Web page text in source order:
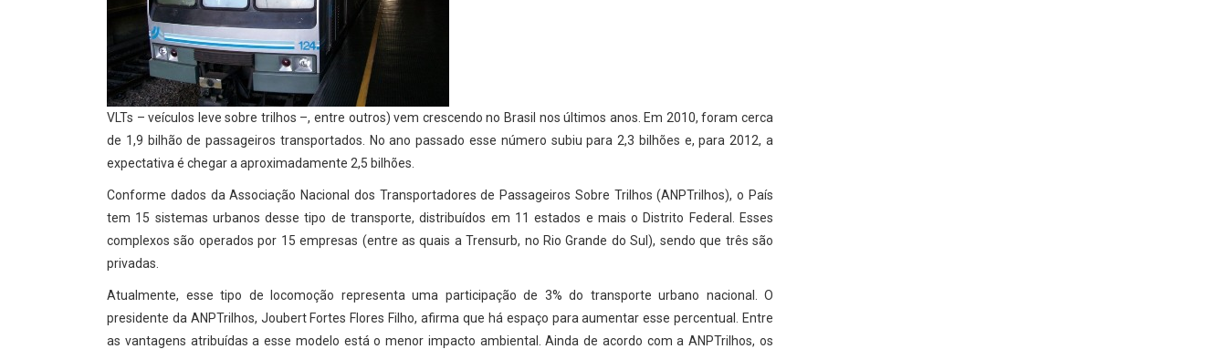
VLTs – veículos leve sobre trilhos –, entre outros) vem crescendo no Brasil nos últimos anos. Em 2010, foram cerca
de 1,9 bilhão de passageiros transportados. No ano passado esse número subiu para 2,3 bilhões e, para 2012, a
expectativa é chegar a aproximadamente 2,5 bilhões.
Conforme dados da Associação Nacional dos Transportadores de Passageiros Sobre Trilhos (ANPTrilhos), o País
tem 15 sistemas urbanos desse tipo de transporte, distribuídos em 11 estados e mais o Distrito Federal. Esses
complexos são operados por 15 empresas (entre as quais a Trensurb, no Rio Grande do Sul), sendo que três são
privadas.
Atualmente, esse tipo de locomoção representa uma participação de 3% do transporte urbano nacional. O
presidente da ANPTrilhos, Joubert Fortes Flores Filho, afirma que há espaço para aumentar esse percentual. Entre
as vantagens atribuídas a esse modelo está o menor impacto ambiental. Ainda de acordo com a ANPTrilhos, os